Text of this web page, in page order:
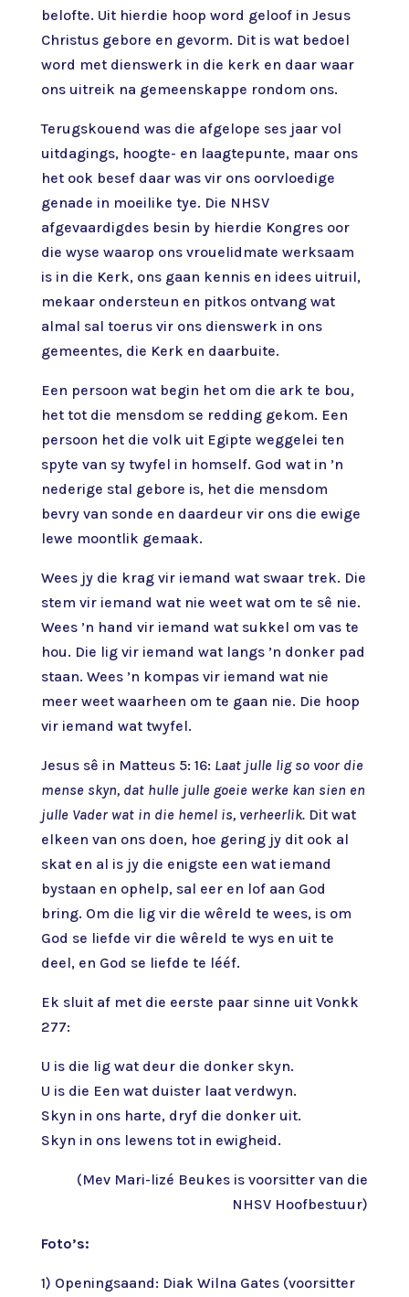
belofte. Uit hierdie hoop word geloof in Jesus
Christus gebore en gevorm. Dit is wat bedoel
word met dienswerk in die kerk en daar waar
ons uitreik na gemeenskappe rondom ons.
Terugskouend was die afgelope ses jaar vol
uitdagings, hoogte- en laagtepunte, maar ons
het ook besef daar was vir ons oorvloedige
genade in moeilike tye. Die NHSV
afgevaardigdes besin by hierdie Kongres oor
die wyse waarop ons vrouelidmate werksaam
is in die Kerk, ons gaan kennis en idees uitruil,
mekaar ondersteun en pitkos ontvang wat
almal sal toerus vir ons dienswerk in ons
gemeentes, die Kerk en daarbuite.
Een persoon wat begin het om die ark te bou,
het tot die mensdom se redding gekom. Een
persoon het die volk uit Egipte weggelei ten
spyte van sy twyfel in homself. God wat in ’n
nederige stal gebore is, het die mensdom
bevry van sonde en daardeur vir ons die ewige
lewe moontlik gemaak.
Wees jy die krag vir iemand wat swaar trek. Die
stem vir iemand wat nie weet wat om te sê nie.
Wees ’n hand vir iemand wat sukkel om vas te
hou. Die lig vir iemand wat langs ’n donker pad
staan. Wees ’n kompas vir iemand wat nie
meer weet waarheen om te gaan nie. Die hoop
vir iemand wat twyfel.
Jesus sê in Matteus 5: 16: Laat julle lig so voor die
mense skyn, dat hulle julle goeie werke kan sien en
julle Vader wat in die hemel is, verheerlik.Dit wat
elkeen van ons doen, hoe gering jy dit ook al
skat en al is jy die enigste een wat iemand
bystaan en ophelp, sal eer en lof aan God
bring. Om die lig vir die wêreld te wees, is om
God se liefde vir die wêreld te wys en uit te
deel, en God se liefde te lééf.
Ek sluit af met die eerste paar sinne uit Vonkk
277:
U is die lig wat deur die donker skyn.
U is die Een wat duister laat verdwyn.
Skyn in ons harte, dryf die donker uit.
Skyn in ons lewens tot in ewigheid.
(Mev Mari-lizé Beukes is voorsitter van die
NHSV Hoofbestuur)
Foto’s:
1) Openingsaand: Diak Wilna Gates (voorsitter